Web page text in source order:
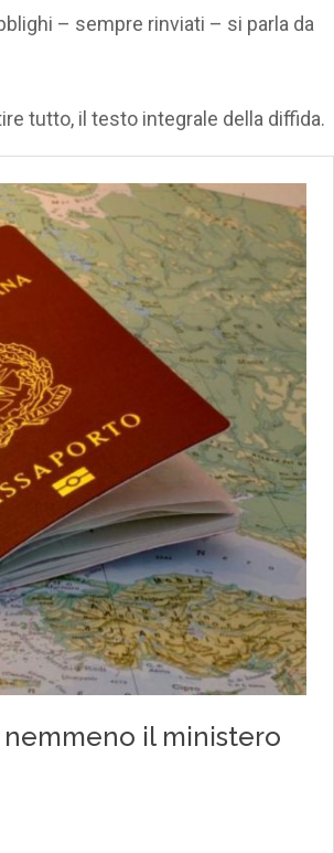
– sempre rinviati – si parla da
tutto, il testo integrale della diffida.